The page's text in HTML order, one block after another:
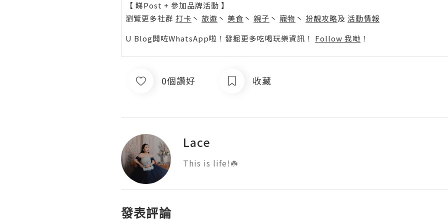
【 睇Post + 參加品牌活動 】
瀏覽更多社群 打卡 丶 旅遊 丶 美食 丶 親子 丶 寵物 丶 扮靚攻略及 活動情報
U Blog開咗WhatsApp啦！發掘更多吃喝玩樂資訊！ Follow 我哋 ！
0個讚好 收藏
Lace
This is life!☘️
發表評論